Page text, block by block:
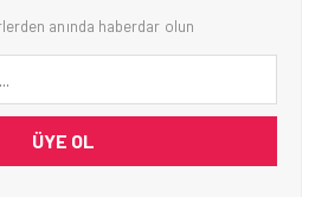
anında haberdar olun
ÜYE OL